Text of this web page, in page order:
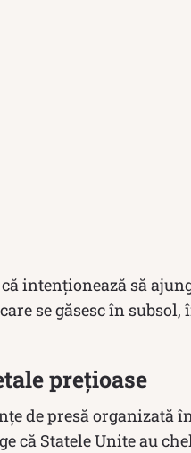
intenţionează să
se găsesc în
prețioase
de presă organizată
că Statele Unite au